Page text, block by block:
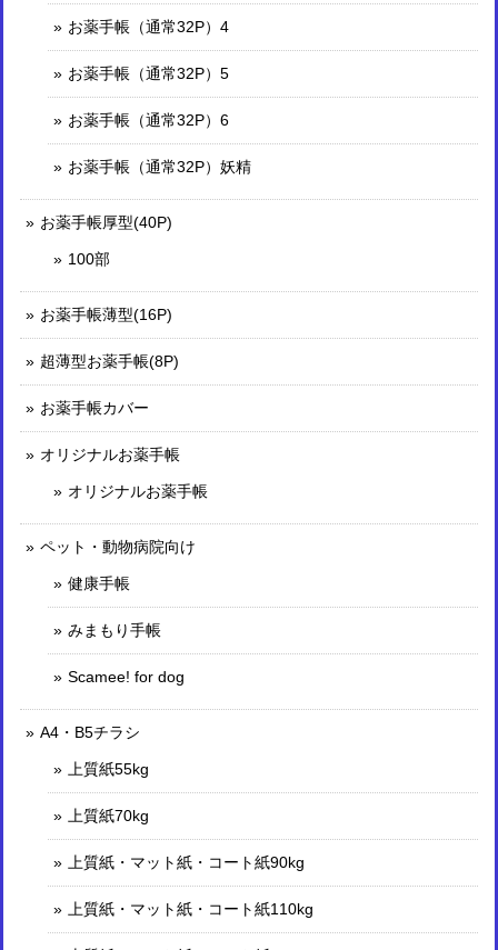
お薬手帳（通常32P）4
お薬手帳（通常32P）5
お薬手帳（通常32P）6
お薬手帳（通常32P）妖精
お薬手帳厚型(40P)
100部
お薬手帳薄型(16P)
超薄型お薬手帳(8P)
お薬手帳カバー
オリジナルお薬手帳
オリジナルお薬手帳
ペット・動物病院向け
健康手帳
みまもり手帳
Scamee! for dog
A4・B5チラシ
上質紙55kg
上質紙70kg
上質紙・マット紙・コート紙90kg
上質紙・マット紙・コート紙110kg